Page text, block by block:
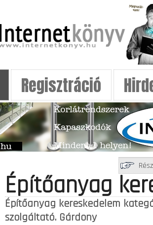
Regisztráció
Építőanyag
Építőanyag kereskedelem
szolgáltató. Gárdony